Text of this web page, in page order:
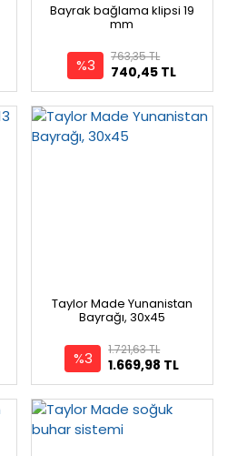
Bayrak bağlama klipsi 19
mm
%3 740,45 TL
763,35 TL
Taylor Made Yunanistan
Bayrağı, 30x45
%3 1.669,98 TL
1.721,63 TL